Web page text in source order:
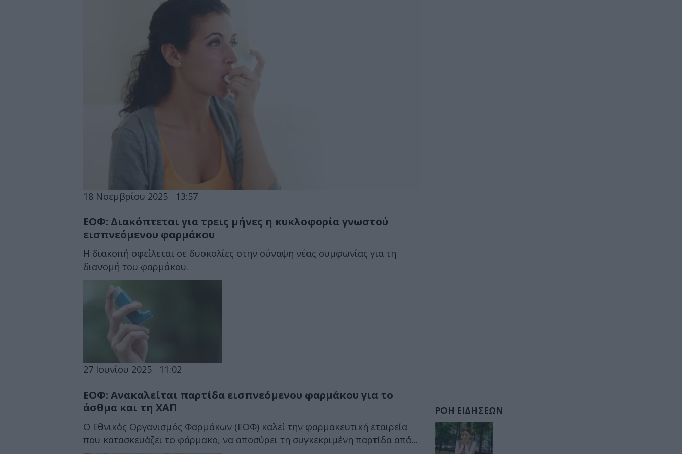
18 Νοεμβρίου 2025 13:57
ΕΟΦ: Διακόπτεται για τρεις μήνες η κυκλοφορία γνωστού
εισπνεόμενου φαρμάκου
Η διακοπή οφείλεται σε δυσκολίες στην σύναψη νέας συμφωνίας για τη
διανομή του φαρμάκου.
27 Ιουνίου 2025 11:02
ΕΟΦ: Ανακαλείται παρτίδα εισπνεόμενου φαρμάκου για το
άσθμα και τη ΧΑΠ
Ο Εθνικός Οργανισμός Φαρμάκων (ΕΟΦ) καλεί την φαρμακευτική εταιρεία
που κατασκευάζει το φάρμακο, να αποσύρει τη συγκεκριμένη παρτίδα από...
ΡΟΗ ΕΙΔΗΣΕΩΝ